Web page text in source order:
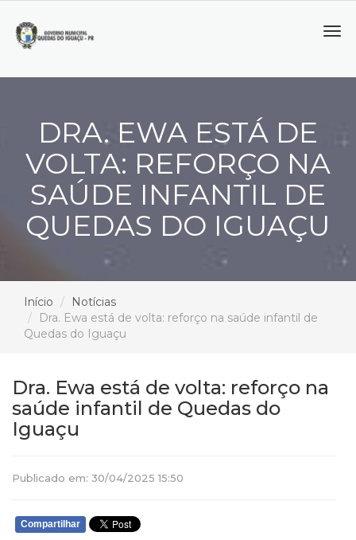
DRA. EWA ESTÁ DE
VOLTA: REFORÇO NA
SAÚDE INFANTIL DE
QUEDAS DO IGUAÇU
Início
Notícias
Dra. Ewa está de volta: reforço na saúde infantil de
Quedas do Iguaçu
Dra. Ewa está de volta: reforço na
saúde infantil de Quedas do
Iguaçu
Publicado em: 30/04/2025 15:50
Compartilhar